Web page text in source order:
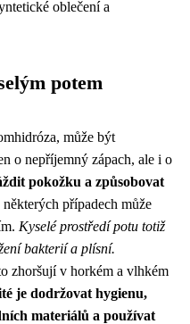
oblečení a
potem
může být
o nepříjemný zápach, ale i o
pokožku a způsobovat
případech může
Kyselé prostředí potu totiž
bakterií a plísní.
zhoršují v horkém a vlhkém
je dodržovat hygienu,
materiálů a používat